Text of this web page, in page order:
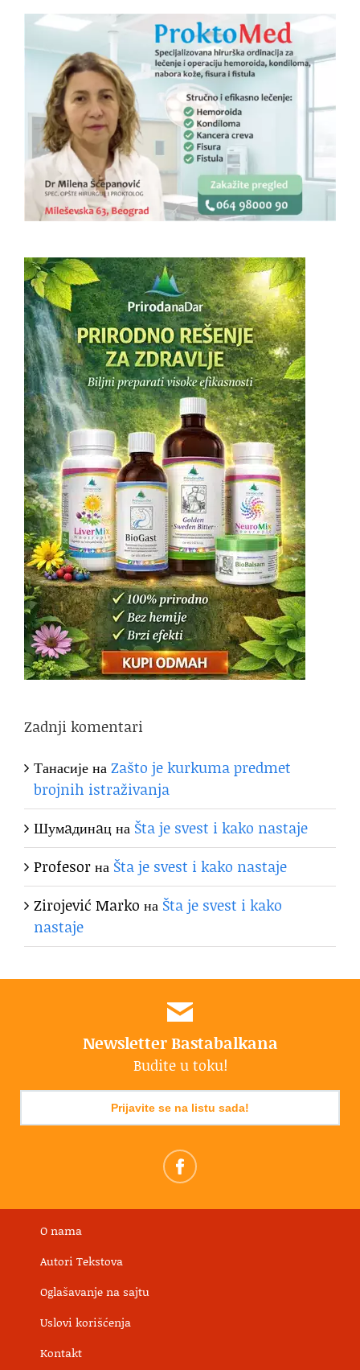
Zadnji komentari
ТанасијенаZašto je kurkuma predmet
brojnih istraživanja
Шумaдинaцна Šta je svest i kako nastaje
Profesorна Šta je svest i kako nastaje
Zirojević Marko на Šta je svest i kako
nastaje
Newsletter Bastabalkana
Budite u toku!
Prijavite se na listu sada!
O nama
Autori Tekstova
Oglašavanje na sajtu
Uslovi korišćenja
Kontakt